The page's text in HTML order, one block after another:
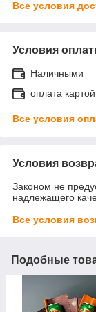
Все условия
Условия
Наличными
оплата
Все условия
Условия
Законом не
надлежащего
Все условия
Подобные